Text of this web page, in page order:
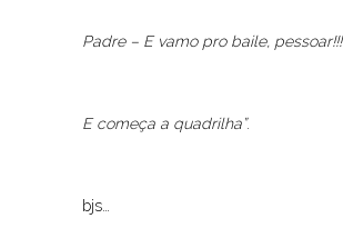
Padre – E vamo pro baile, pessoar!!!
E começa a quadrilha”.
bjs…